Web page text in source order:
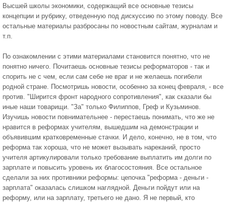
Высшей школы экономики, содержащий все основные тезисы
концепции и рубрику, отведенную под дискуссию по этому поводу. Все
остальные материалы разбросаны по новостным сайтам, журналам и
т.п.
По ознакомлении с этими материалами становится понятно, что не
понятно ничего. Почитаешь основные тезисы реформаторов - так и
спорить не с чем, если сам себе не враг и не желаешь погибели
родной стране. Посмотришь новости, особенно за конец февраля, - все
против. "Ширится фронт народного сопротивления", как сказали бы
иные наши товарищи. "За" только Филиппов, Греф и Кузьминов.
Изучишь новости повнимательнее - перестаешь понимать, что же не
нравится в реформах учителям, вышедшим на демонстрации и
объявившим кратковременные стачки. И дело, конечно, не в том, что
реформа так хороша, что не может вызывать нареканий, просто
учителя артикулировали только требование выплатить им долги по
зарплате и повысить уровень их благосостояния. Все остальное
сделали за них противники реформы: цепочка "реформа - деньги -
зарплата" оказалась слишком наглядной. Деньги пойдут или на
реформу, или на зарплату, третьего не дано. Я не первый, кто